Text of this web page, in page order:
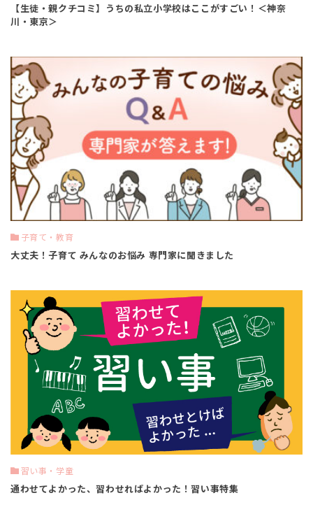
【生徒・親クチコミ】うちの私立小学校はここがすごい！＜神奈
川・東京＞
子育て・教育
大丈夫！子育て みんなのお悩み 専門家に聞きました
習い事・学童
通わせてよかった、習わせればよかった！習い事特集